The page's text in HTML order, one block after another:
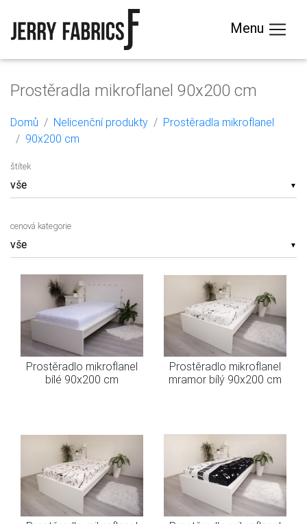
Menu
Prostěradla mikroflanel 90x200 cm
Domů Nelicenční produkty
Prostěradla mikroflanel
90x200 cm
▼
štítek
▼
cenová kategorie
Prostěradlo mikroflanel
bílé 90x200 cm
Prostěradlo mikroflanel
mramor bílý 90x200 cm